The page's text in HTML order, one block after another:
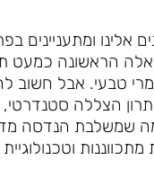
אלינו ומתעניינים
הראשונה כמעט
טבעי. אבל חשוב
הצללה
שמשלבת הנדסה